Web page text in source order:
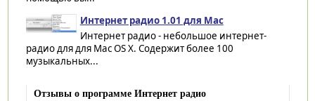
Интернет радио 1.01 для Mac
Интернет радио - небольшое интернет-
радио для для Mac OS X. Содержит более 100
музыкальных...
Отзывы о программе Интернет радио